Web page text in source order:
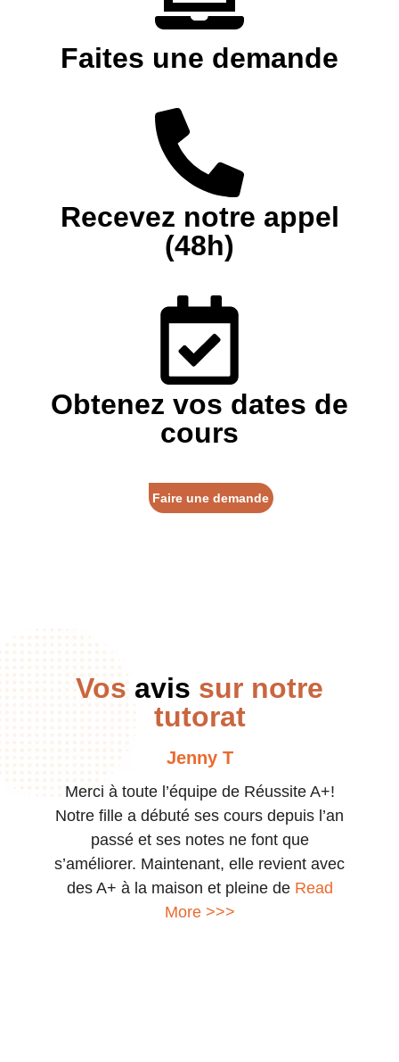
Faites une demande
Recevez notre appel
(48h)
Obtenez vos dates de
cours
Faire une demande
Vos avis sur notre
tutorat
Jenny T
Merci à toute l’équipe de Réussite A+!
Notre fille a débuté ses cours depuis l’an
passé et ses notes ne font que
s’améliorer. Maintenant, elle revient avec
des A+ à la maison et pleine de Read
More >>>